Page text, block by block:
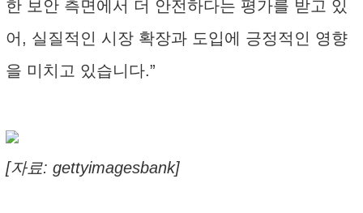
한 보안 측면에서 더 안전하다는 평가를 받고 있
어, 실질적인 시장 확장과 도입에 긍정적인 영향
을 미치고 있습니다.”
[자료: gettyimagesbank]